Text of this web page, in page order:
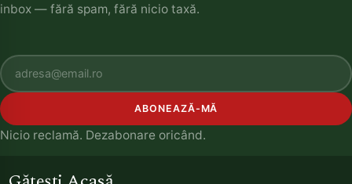
inbox — fără spam, fără nicio taxă.
ABONEAZĂ-MĂ
Nicio reclamă. Dezabonare oricând.